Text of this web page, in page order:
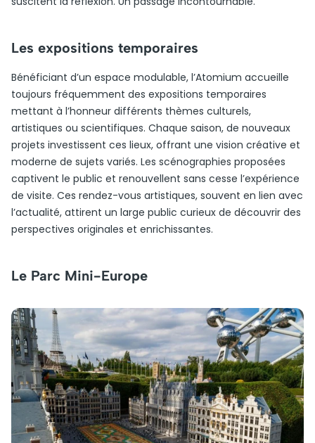
Les expositions temporaires
Bénéficiant d’un espace modulable, l’Atomium accueille
toujours fréquemment des expositions temporaires
mettant à l’honneur différents thèmes culturels,
artistiques ou scientifiques. Chaque saison, de nouveaux
projets investissent ces lieux, offrant une vision créative et
moderne de sujets variés. Les scénographies proposées
captivent le public et renouvellent sans cesse l’expérience
de visite. Ces rendez-vous artistiques, souvent en lien avec
l’actualité, attirent un large public curieux de découvrir des
perspectives originales et enrichissantes.
Le Parc Mini-Europe